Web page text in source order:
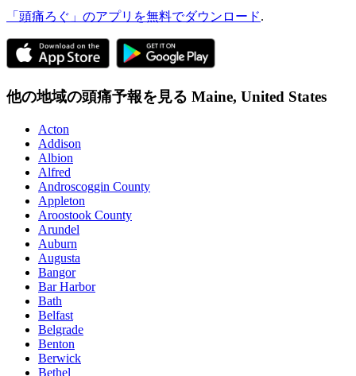
「頭痛ろぐ」のアプリを無料でダウンロード.
他の地域の頭痛予報を見る Maine, United States
Acton
Addison
Albion
Alfred
Androscoggin County
Appleton
Aroostook County
Arundel
Auburn
Augusta
Bangor
Bar Harbor
Bath
Belfast
Belgrade
Benton
Berwick
Bethel